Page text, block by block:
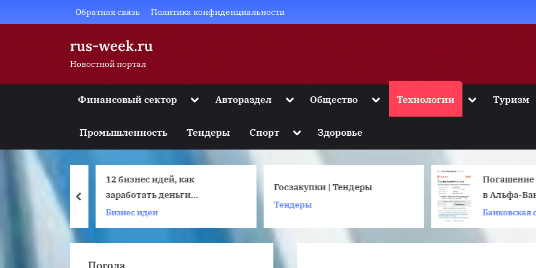
to
Обратная связь Политика конфиденциальности
rus-week.ru
Новостной портал
Финансовый сектор Toggle
menu
Toggle
menu
sub-
Автораздел ToggleОбщество Toggle
menu
Технологии ToggleТуризм
Промышленность Тендеры Спорт Toggle
menu
Здоровье
HDD на
12 бизнес идей, как
заработать деньги
школьнику
Бизнес идеи
Госзакупки | Тендеры
Тендеры
Погашение
в Альфа-
Банковская
prev